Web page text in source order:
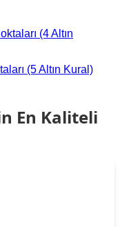
(4 Altın
(5 Altın Kural)
En Kaliteli